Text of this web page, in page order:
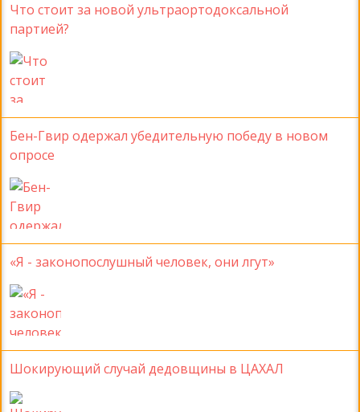
Что стоит за новой ультраортодоксальной
партией?
Бен-Гвир одержал убедительную победу в новом
опросе
«Я - законопослушный человек, они лгут»
Шокирующий случай дедовщины в ЦАХАЛ